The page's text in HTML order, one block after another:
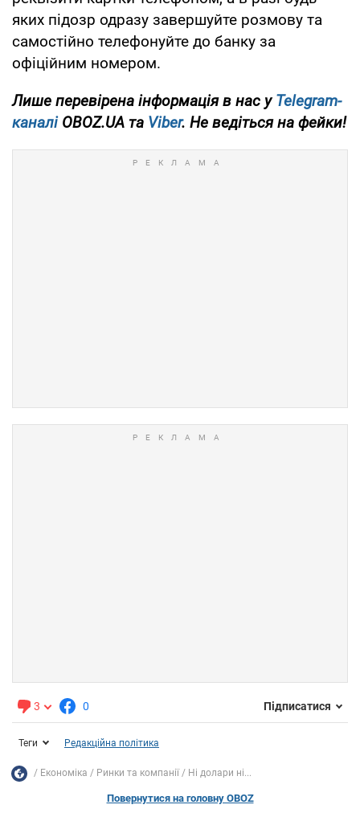
яких підозр одразу завершуйте розмову та
самостійно телефонуйте до банку за
офіційним номером.
Лише перевірена інформація в нас уTelegram-
каналіOBOZ.UA та Viber. Не ведіться на фейки!
3 0 Підписатися
Теги Редакційна політика
Економіка Ринки та компанії Ні долари ні...
Повернутися на головну OBOZ